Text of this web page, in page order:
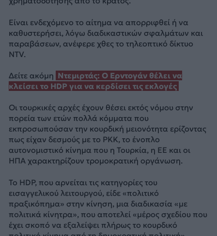
Είναι ενδεχόμενο το αίτημα να απορριφθεί ή να
καθυστερήσει, λόγω διαδικαστικών σφαλμάτων και
παραβάσεων, ανέφερε χθες το τηλεοπτικό δίκτυο
NTV.
Δείτε ακόμη Ντεμιρτάς: Ο Ερντογάν θέλει να
κλείσει το HDP για να κερδίσει τις εκλογές
Οι τουρκικές αρχές έχουν θέσει εκτός νόμου στην
πορεία των ετών πολλά κόμματα που
εκπροσωπούσαν την κουρδική μειονότητα ερίζοντας
πως είχαν δεσμούς με το PKK, το ένοπλο
αυτονομιστικό κίνημα που η Τουρκία, η ΕΕ και οι
ΗΠΑ χαρακτηρίζουν τρομοκρατική οργάνωση.
Το HDP, που αρνείται τις κατηγορίες του
εισαγγελικού λειτουργού, είδε «πολιτικό
πραξικόπημα» στην κίνηση, μια διαδικασία «με
πολιτικά κίνητρα», που αποτελεί «μέρος σχεδίου που
έχει σκοπό να εξαλείψει πλήρως το κουρδικό